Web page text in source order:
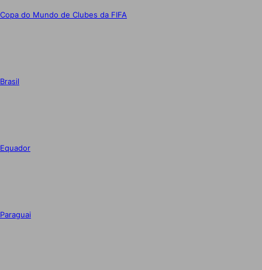
Copa do Mundo de Clubes da FIFA
Brasil
Equador
Paraguai